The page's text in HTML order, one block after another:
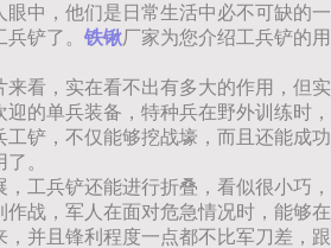
眼中，他们是日常生活中必不可缺的一
铲了。 铁锹厂家为您介绍工兵铲的用
来看，实在看不出有多大的作用，但实
的单兵装备，特种兵在野外训练时，
工铲，不仅能够挖战壕，而且还能成功
。
工兵铲还能进行折叠，看似很小巧，
作战，军人在面对危急情况时，能够在
，并且锋利程度一点都不比军刀差，跟